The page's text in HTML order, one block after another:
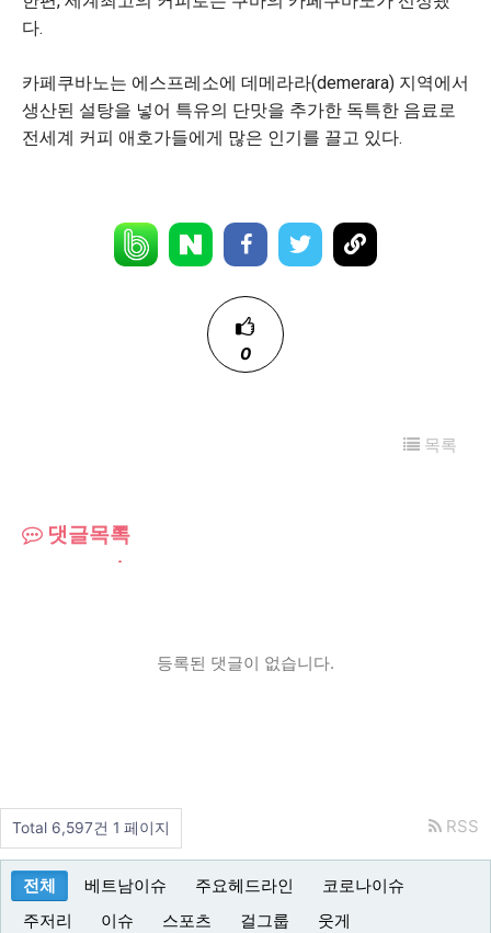
다.
카페쿠바노는 에스프레소에 데메라라(demerara) 지역에서
생산된 설탕을 넣어 특유의 단맛을 추가한 독특한 음료로
전세계 커피 애호가들에게 많은 인기를 끌고 있다.
0
목록
댓글목록
등록된 댓글이 없습니다.
Total 6,597건 1 페이지 RSS
전체 베트남이슈 주요헤드라인
코로나이슈
주저리
이슈 스포츠 걸그룹 웃게